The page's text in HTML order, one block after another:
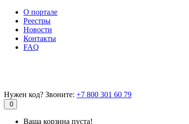
О портале
Реестры
Новости
Контакты
FAQ
Нужен код? Звоните: +7 800 301 60 79
0
Ваша корзина пуста!